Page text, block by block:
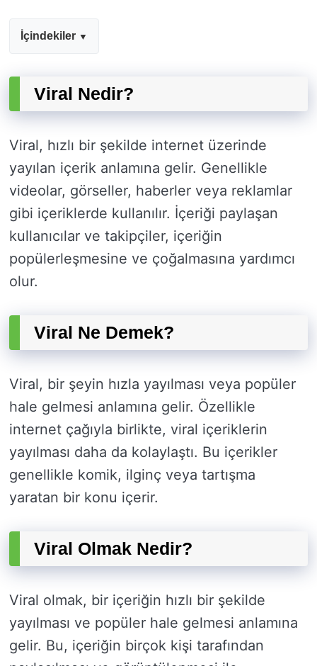
İçindekiler
Viral Nedir?
Viral, hızlı bir şekilde internet üzerinde
yayılan içerik anlamına gelir. Genellikle
videolar, görseller, haberler veya reklamlar
gibi içeriklerde kullanılır. İçeriği paylaşan
kullanıcılar ve takipçiler, içeriğin
popülerleşmesine ve çoğalmasına yardımcı
olur.
Viral Ne Demek?
Viral, bir şeyin hızla yayılması veya popüler
hale gelmesi anlamına gelir. Özellikle
internet çağıyla birlikte, viral içeriklerin
yayılması daha da kolaylaştı. Bu içerikler
genellikle komik, ilginç veya tartışma
yaratan bir konu içerir.
Viral Olmak Nedir?
Viral olmak, bir içeriğin hızlı bir şekilde
yayılması ve popüler hale gelmesi anlamına
gelir. Bu, içeriğin birçok kişi tarafından